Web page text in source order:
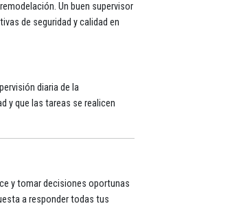
Un buen supervisor
de seguridad y calidad en
diaria de la
y que las tareas se realicen
y tomar decisiones oportunas
a responder todas tus